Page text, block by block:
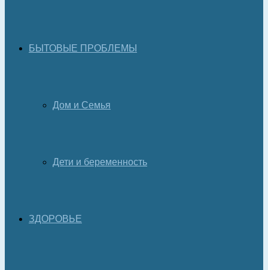
БЫТОВЫЕ ПРОБЛЕМЫ
Дом и Семья
Дети и беременность
ЗДОРОВЬЕ